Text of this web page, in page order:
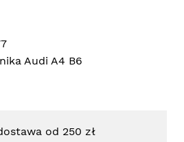
Audi A4 B6
od 250 zł